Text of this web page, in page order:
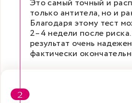
Это самый точный и
только антитела, но и
Благодаря этому тест
2–4 недели после
результат очень
фактически